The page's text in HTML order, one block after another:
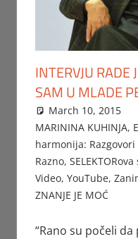
INTERVJU RADE
SAM U MLADE
March 10, 2015
MARININA KUHINJA,
harmonija:
Razno,
Video, YouTube,
ZNANJE JE MOĆ
“Rano su počeli